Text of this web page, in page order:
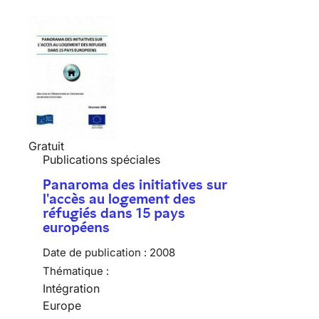
Gratuit
Publications spéciales
Panaroma des initiatives sur
l'accès au logement des
réfugiés dans 15 pays
européens
Date de publication : 2008
Thématique :
Intégration
Europe